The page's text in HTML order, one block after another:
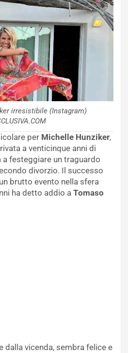
irresistibile (Instagram)
per Michelle Hunziker,
a venticinque anni di
festeggiare un traguardo
divorzio. Il successo
brutto evento nella sfera
ha detto addio a Tomaso
dalla vicenda, sembra felice e